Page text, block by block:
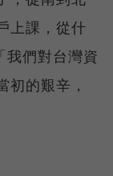
上課，從什
們對台灣資
初的艱辛，